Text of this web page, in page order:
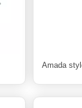
Amada